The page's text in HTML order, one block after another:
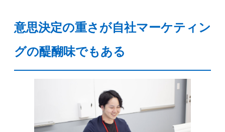
意思決定の重さが自社マーケティン
グの醍醐味でもある